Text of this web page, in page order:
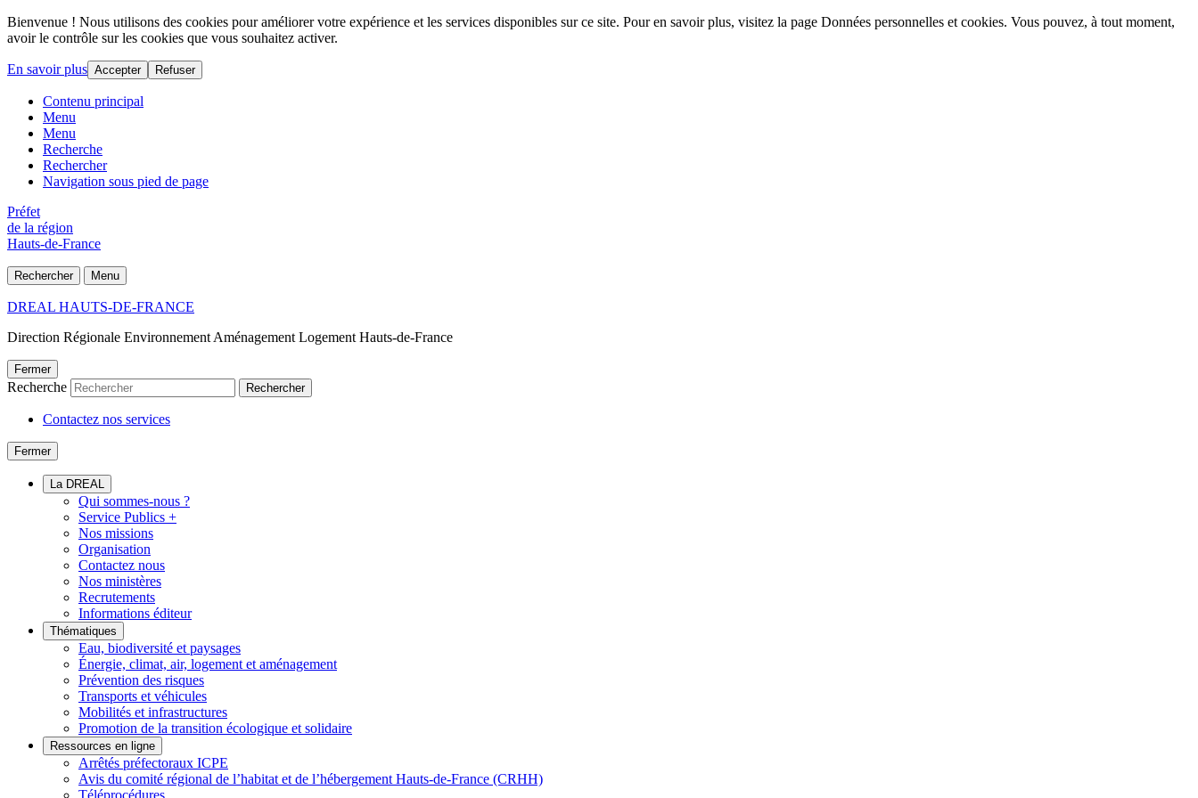
Bienvenue ! Nous utilisons des cookies pour améliorer votre expérience et les services disponibles sur ce site. Pour en savoir plus, visitez la page Données personnelles et cookies. Vous pouvez, à tout moment,
avoir le contrôle sur les cookies que vous souhaitez activer.
En savoir plus Accepter Refuser
Contenu principal
Menu
Menu
Recherche
Rechercher
Navigation sous pied de page
Préfet
de la région
Hauts-de-France
Rechercher Menu
DREAL HAUTS-DE-FRANCE
Direction Régionale Environnement Aménagement Logement Hauts-de-France
Fermer
Recherche Rechercher
Contactez nos services
Fermer
La DREAL
Qui sommes-nous ?
Service Publics +
Nos missions
Organisation
Contactez nous
Nos ministères
Recrutements
Informations éditeur
Thématiques
Eau, biodiversité et paysages
Énergie, climat, air, logement et aménagement
Prévention des risques
Transports et véhicules
Mobilités et infrastructures
Promotion de la transition écologique et solidaire
Ressources en ligne
Arrêtés préfectoraux ICPE
Avis du comité régional de l’habitat et de l’hébergement Hauts-de-France (CRHH)
Téléprocédures